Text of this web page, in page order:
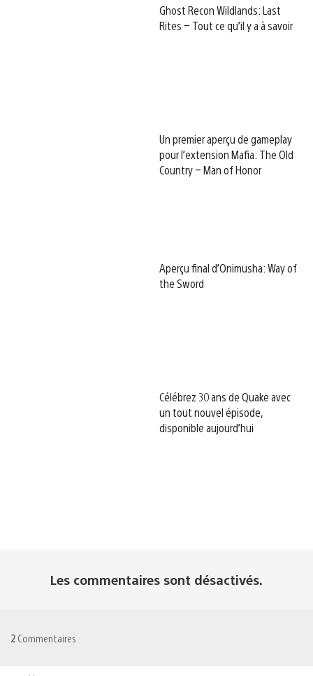
Ghost Recon Wildlands: Last
Rites – Tout ce qu’il y a à savoir
Un premier aperçu de gameplay
pour l’extension Mafia: The Old
Country – Man of Honor
Aperçu final d’Onimusha: Way of
the Sword
Célébrez 30 ans de Quake avec
un tout nouvel épisode,
disponible aujourd’hui
Les commentaires sont désactivés.
2 Commentaires